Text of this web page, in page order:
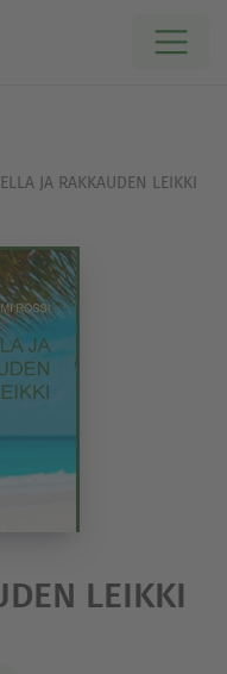
JA RAKKAUDEN LEIKKI
LEIKKI